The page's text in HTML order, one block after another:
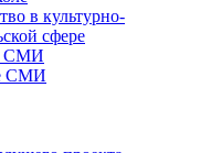
в культурно-
сфере
СМИ
СМИ